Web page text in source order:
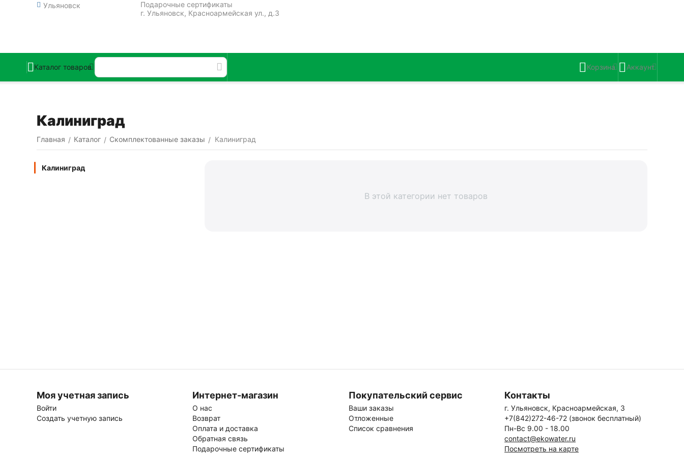
Ульяновск
Подарочные сертификаты
г. Ульяновск, Красноармейская ул., д.3
Каталог товаров Корзина Аккаунт
Калиниград
Главная / Каталог / Скомплектованные заказы / Калиниград
В этой категории нет товаров
Калиниград
Моя учетная запись
Войти
Создать учетную запись
Интернет-магазин
О нас
Возврат
Оплата и доставка
Обратная связь
Подарочные сертификаты
Покупательский сервис
Ваши заказы
Отложенные
Список сравнения
Контакты
г. Ульяновск, Красноармейская, 3
+7(842)272-46-72 (звонок бесплатный)
Пн-Вс 9.00 - 18.00
contact@ekowater.ru
Посмотреть на карте